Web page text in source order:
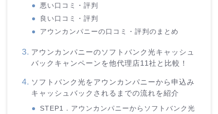
悪い口コミ・評判
良い口コミ・評判
アウンカンパニーの口コミ・評判のまとめ
アウンカンパニーのソフトバンク光キャッシュ
バックキャンペーンを他代理店11社と比較！
ソフトバンク光をアウンカンパニーから申込み
キャッシュバックされるまでの流れを紹介
STEP1．アウンカンパニーからソフトバンク光